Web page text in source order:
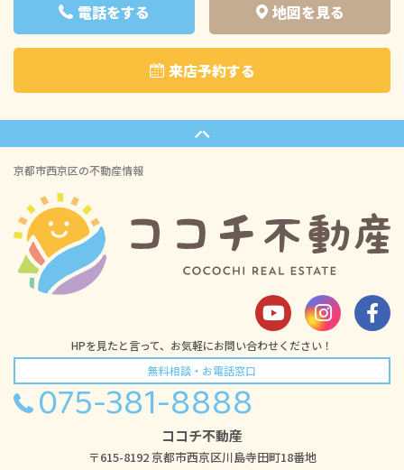
電話をする 地図を見る
来店予約する
京都市西京区の不動産情報
HPを見たと言って、お気軽にお問い合わせください！
無料相談・お電話窓口
075-381-8888
ココチ不動産
〒615-8192 京都市西京区川島寺田町18番地